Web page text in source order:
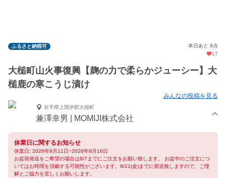
ふるさと納税可
本日あと 9点
17
大槌町山火事復興【麹の力で柔らかジューシー】大
槌鹿の寒こうじ漬け
みんなの投稿を見る
岩手県上閉伊郡大槌町
兼澤幸男 | MOMIJI株式会社
休業日に関するお知らせ
休業日: 2026年8月11日~2026年8月16日
お盆前発送をご希望の場合は8/7までにご注文をお願い致します。 お盆中のご注文につ
いてはお時間を頂戴する可能性がございます。8/21(金)までに発送致しますので、ご理
解とご協力を宜しくお願いします。